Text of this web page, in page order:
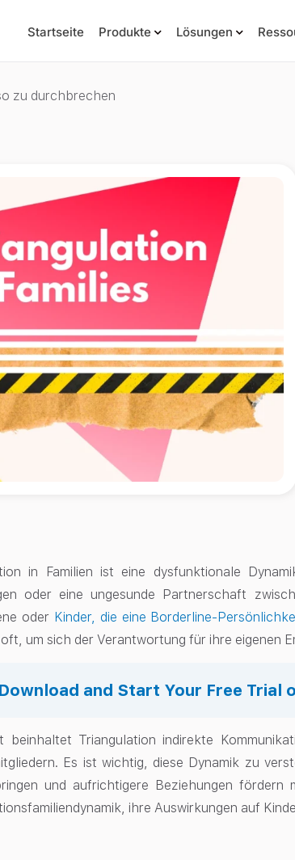
Startseite Produkte Lösungen
zu durchbrechen
in Familien ist eine dysfunktionale
oder eine ungesunde Partnerschaft
oder Kinder, die eine Borderline-
um sich der Verantwortung für ihre eigenen
Download and Start Your Free
beinhaltet Triangulation indirekte
Es ist wichtig, diese Dynamik zu
und aufrichtigere Beziehungen
ihre Auswirkungen auf